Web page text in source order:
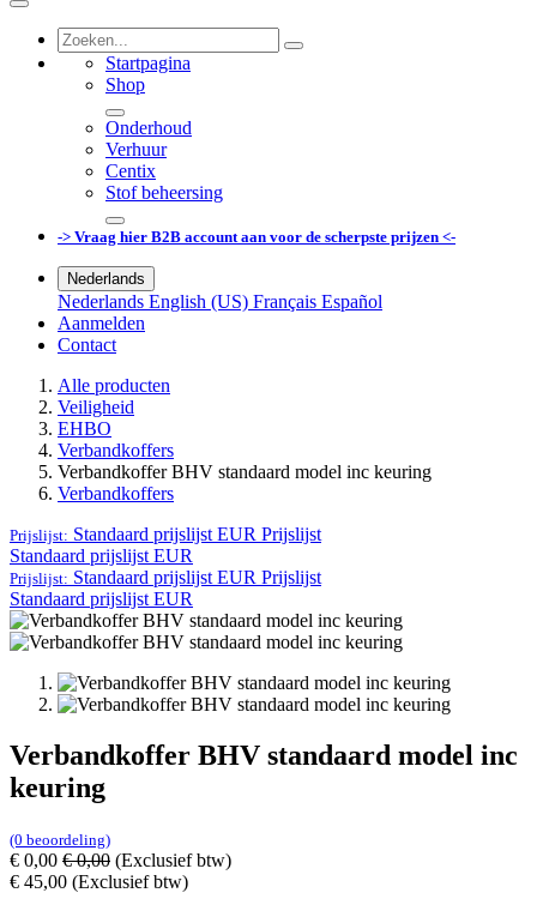
Startpagina
Shop
Onderhoud
Verhuur
Centix
Stof beheersing
-> Vraag hier B2B account aan voor de scherpste prijzen <-
Nederlands
Nederlands English (US) Français Español
Aanmelden
Contact
Alle producten
Veiligheid
EHBO
Verbandkoffers
Verbandkoffer BHV standaard model inc keuring
Verbandkoffers
Prijslijst: Standaard prijslijst EUR Prijslijst
Standaard prijslijst EUR
Prijslijst: Standaard prijslijst EUR Prijslijst
Standaard prijslijst EUR
Verbandkoffer BHV standaard model inc
keuring
(0 beoordeling)
€ 0,00 €0,00 (Exclusief btw)
€ 45,00 (Exclusief btw)